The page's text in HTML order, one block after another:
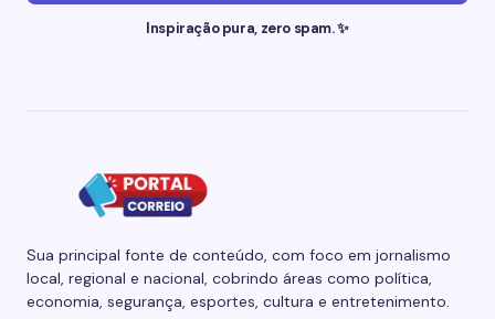
Inspiração pura, zero spam. ✨
Sua principal fonte de conteúdo, com foco em jornalismo
local, regional e nacional, cobrindo áreas como política,
economia, segurança, esportes, cultura e entretenimento.